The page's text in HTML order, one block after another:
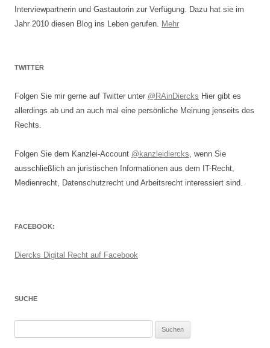
Interviewpartnerin und Gastautorin zur Verfügung. Dazu hat sie im
Jahr 2010 diesen Blog ins Leben gerufen. Mehr
TWITTER
Folgen Sie mir gerne auf Twitter unter @RAinDiercks Hier gibt es
allerdings ab und an auch mal eine persönliche Meinung jenseits des
Rechts.
Folgen Sie dem Kanzlei-Account @kanzleidiercks, wenn Sie
ausschließlich an juristischen Informationen aus dem IT-Recht,
Medienrecht, Datenschutzrecht und Arbeitsrecht interessiert sind.
FACEBOOK:
Diercks Digital Recht auf Facebook
SUCHE